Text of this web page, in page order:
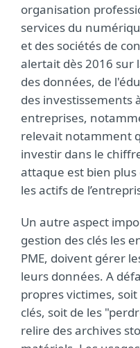
organisation
services du
et des sociétés de
alertait dès 2016 sur
des données, de
des investissements
entreprises,
relevait notamment
investir dans le
attaque est bien
les actifs de
Un autre aspect
gestion des clés les
PME, doivent gérer
leurs données. A
propres victimes,
clés, soit de les
relire des archives